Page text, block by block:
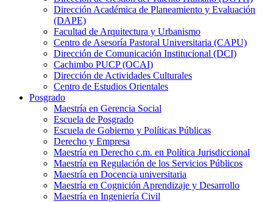
Dirección Académica de Planeamiento y Evaluación
(DAPE)
Facultad de Arquitectura y Urbanismo
Centro de Asesoría Pastoral Universitaria (CAPU)
Dirección de Comunicación Institucional (DCI)
Cachimbo PUCP (OCAI)
Dirección de Actividades Culturales
Centro de Estudios Orientales
Posgrado
Maestría en Gerencia Social
Escuela de Posgrado
Escuela de Gobierno y Políticas Públicas
Derecho y Empresa
Maestría en Derecho c.m. en Política Jurisdiccional
Maestría en Regulación de los Servicios Públicos
Maestría en Docencia universitaria
Maestría en Cognición Aprendizaje y Desarrollo
Maestría en Ingeniería Civil